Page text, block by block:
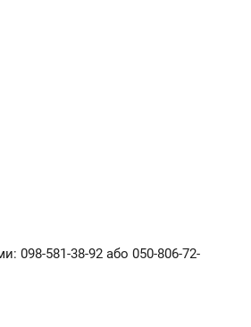
098-581-38-92 або 050-806-72-